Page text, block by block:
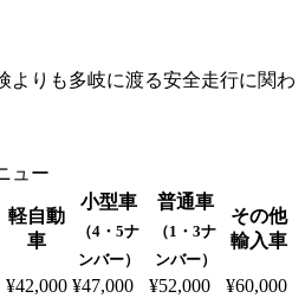
よりも多岐に渡る安全走行に関わ
ュー
軽自動
車
小型車
（4・5ナ
ンバー）
普通車
（1・3ナ
ンバー）
その他
輸入車
¥42,000 ¥47,000 ¥52,000
¥60,000